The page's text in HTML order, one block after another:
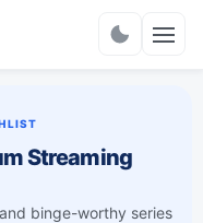
Streaming
binge-worthy series